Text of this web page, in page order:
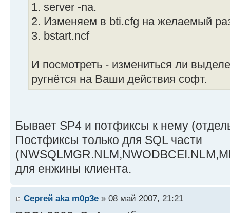
1. server -na.
2. Изменяем в bti.cfg на желаемый
3. bstart.ncf
И посмотреть - измениться ли
ругнётся на Ваши действия софт.
Бывает SP4 и потфиксы к нему
Постфиксы только для SQL части
для енжины клиента.
Сергей aka m0p3e » 08 май 2007, 21:21